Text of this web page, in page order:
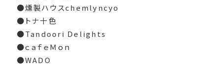
●燻製ハウスchemlyncyo
●トナ十色
●Tandoori Delights
●ｃａｆｅＭｏｎ
●WADO